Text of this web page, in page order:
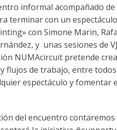
informal acompañado de
terminar con un espectáculo
con Simone Marin,
y unas sesiones de
NUMAcircuit pretende
flujos de trabajo, entre
espectáculo y fomentar
del encuentro